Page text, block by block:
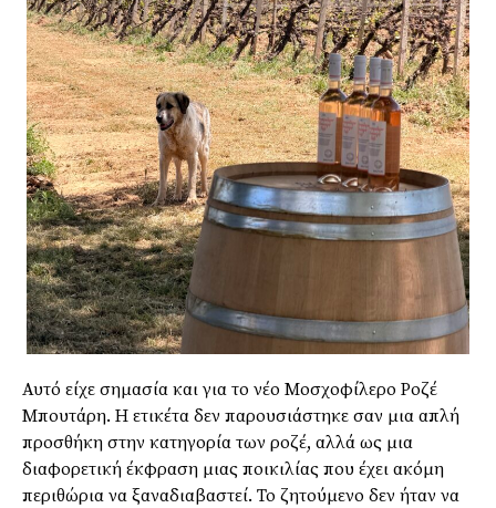
Αυτό είχε σημασία και για το νέο Μοσχοφίλερο Ροζέ
Μπουτάρη. Η ετικέτα δεν παρουσιάστηκε σαν μια απλή
προσθήκη στην κατηγορία των ροζέ, αλλά ως μια
διαφορετική έκφραση μιας ποικιλίας που έχει ακόμη
περιθώρια να ξαναδιαβαστεί. Το ζητούμενο δεν ήταν να